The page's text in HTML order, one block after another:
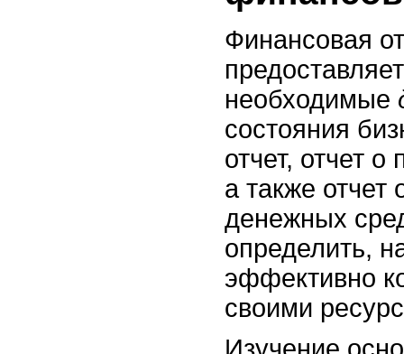
Финансовая
необходимые
состояния
отчет, отчет
а также отчет
денежных
определить,
эффективно
своими